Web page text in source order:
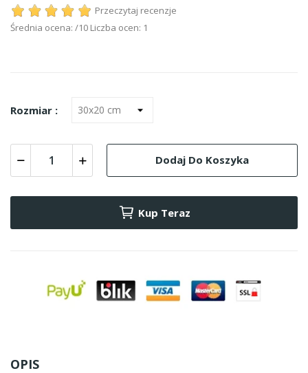
Przeczytaj recenzje
Średnia ocena: /10 Liczba ocen: 1
Rozmiar :
Dodaj Do Koszyka
Kup Teraz
OPIS